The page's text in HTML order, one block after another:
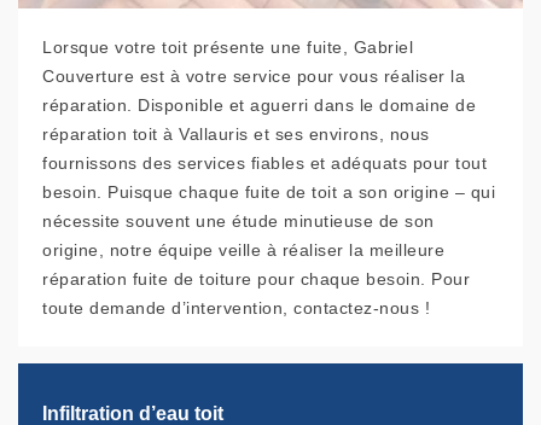
Lorsque votre toit présente une fuite, Gabriel
Couverture est à votre service pour vous réaliser la
réparation. Disponible et aguerri dans le domaine de
réparation toit à Vallauris et ses environs, nous
fournissons des services fiables et adéquats pour tout
besoin. Puisque chaque fuite de toit a son origine – qui
nécessite souvent une étude minutieuse de son
origine, notre équipe veille à réaliser la meilleure
réparation fuite de toiture pour chaque besoin. Pour
toute demande d’intervention, contactez-nous !
Infiltration d’eau toit